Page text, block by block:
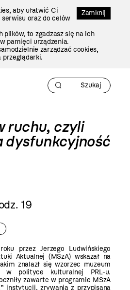
Zamknij
aby ułatwić Ci
oraz do celów
plików, to zgadzasz się na ich
pamięci urządzenia.
zarządzać cookies,
ruchu, czyli
dysfunkcyjność
19
przez Jerzego Ludwińskiego
Aktualnej (MSzA) wskazał na
znalazł się wzorzec muzeum
w polityce kulturalnej PRL-u.
zawarte w programie MSzA
instytucji, zrywania z przypisaną